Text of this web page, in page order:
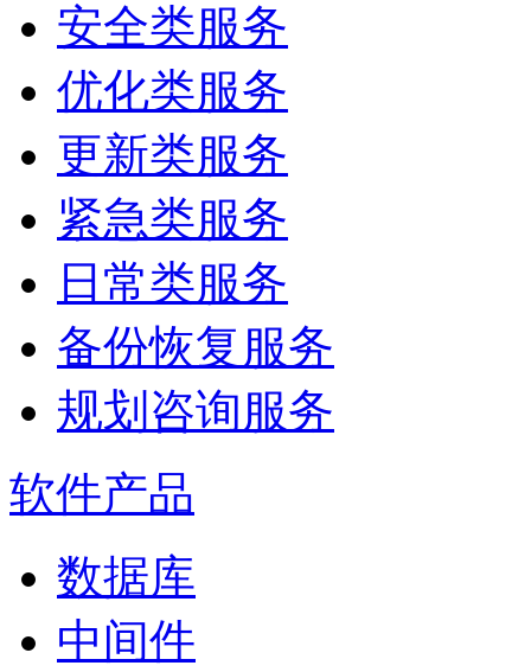
安全类服务
优化类服务
更新类服务
紧急类服务
日常类服务
备份恢复服务
规划咨询服务
软件产品
数据库
中间件